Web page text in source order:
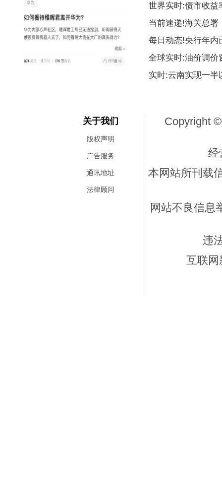
“华为天才少年”稚晖君被曝
世界实时:债市收益
当前速递!海关总署
每日动态!央行年内
全球实时:油价调价
实时:云南实现一半
关于我们
版权声明
广告服务
通讯地址
法律顾问
Copyright
经
本网站所刊载
网站不良信息
违
互联网